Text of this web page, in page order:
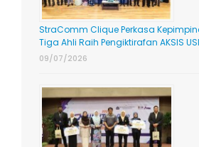
StraComm Clique Perkasa
Tiga Ahli Raih Pengiktirafan AKSIS
09/07/2026